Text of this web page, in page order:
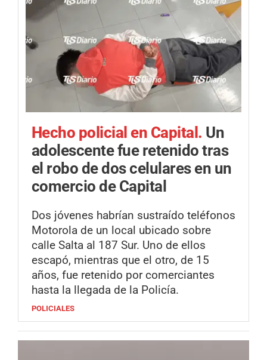
Hecho policial en Capital. Un
adolescente fue retenido tras
el robo de dos celulares en un
comercio de Capital
Dos jóvenes habrían sustraído teléfonos
Motorola de un local ubicado sobre
calle Salta al 187 Sur. Uno de ellos
escapó, mientras que el otro, de 15
años, fue retenido por comerciantes
hasta la llegada de la Policía.
POLICIALES